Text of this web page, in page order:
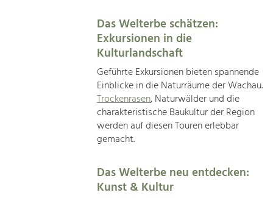
Das Welterbe schätzen:
Exkursionen in die
Kulturlandschaft
Geführte Exkursionen bieten spannende
Einblicke in die Naturräume der Wachau.
Trockenrasen, Naturwälder und die
charakteristische Baukultur der Region
werden auf diesen Touren erlebbar
gemacht.
Das Welterbe neu entdecken:
Kunst & Kultur